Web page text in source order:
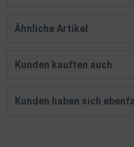
Ähnliche Artikel
Kunden kauften auch
Kunden haben sich